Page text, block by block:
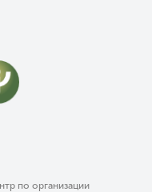
по организации